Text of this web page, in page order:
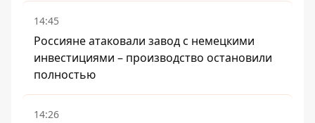
14:45
Россияне атаковали завод с немецкими
инвестициями – производство остановили
полностью
14:26